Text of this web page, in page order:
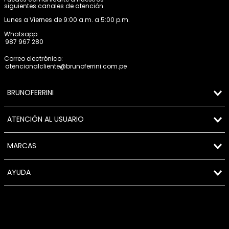
siguientes canales de atención
Lunes a Viernes de 9:00 a.m. a 5:00 p.m.
Whatsapp:
987 967 280
Correo electrónico:
atencionalcliente@brunoferrini.com.pe
BRUNOFERRINI
ATENCIÓN AL USUARIO
MARCAS
AYUDA